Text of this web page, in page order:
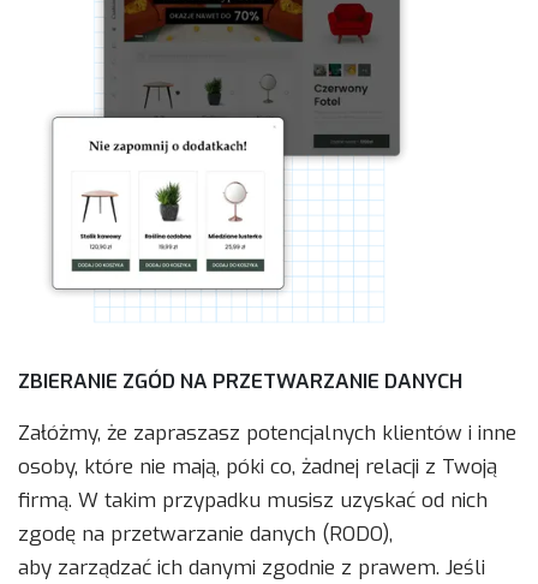
ZBIERANIE ZGÓD NA PRZETWARZANIE DANYCH
Załóżmy, że zapraszasz potencjalnych klientów i inne
osoby, które nie mają, póki co, żadnej relacji z Twoją
firmą. W takim przypadku musisz uzyskać od nich
zgodę na przetwarzanie danych (RODO),
aby zarządzać ich danymi zgodnie z prawem. Jeśli